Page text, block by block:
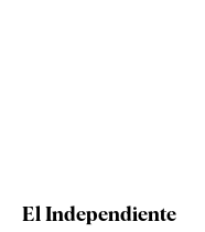
El Independiente